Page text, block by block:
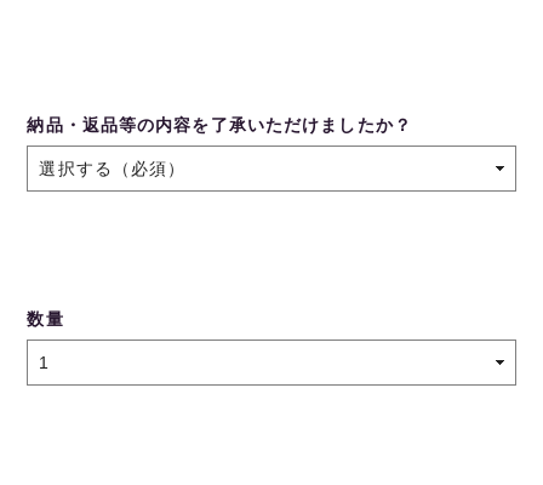
納品・返品等の内容を了承いただけましたか？
数量